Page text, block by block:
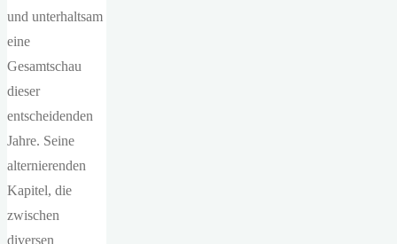
und unterhaltsam
eine
Gesamtschau
dieser
entscheidenden
Jahre. Seine
alternierenden
Kapitel, die
zwischen
diversen